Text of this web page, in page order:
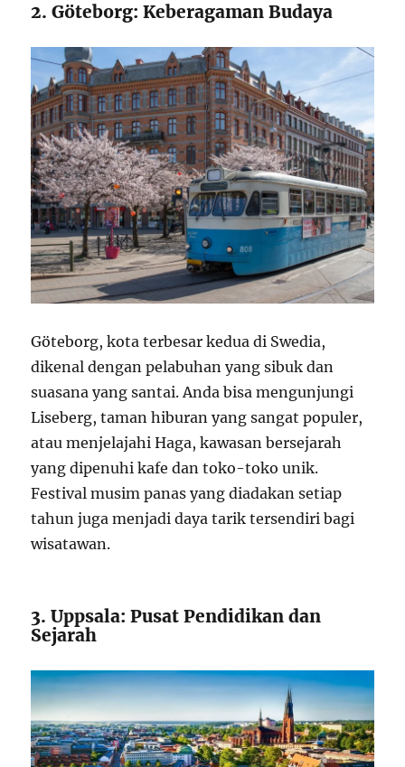
2. Göteborg: Keberagaman Budaya
Göteborg, kota terbesar kedua di Swedia,
dikenal dengan pelabuhan yang sibuk dan
suasana yang santai. Anda bisa mengunjungi
Liseberg, taman hiburan yang sangat populer,
atau menjelajahi Haga, kawasan bersejarah
yang dipenuhi kafe dan toko-toko unik.
Festival musim panas yang diadakan setiap
tahun juga menjadi daya tarik tersendiri bagi
wisatawan.
3. Uppsala: Pusat Pendidikan dan
Sejarah